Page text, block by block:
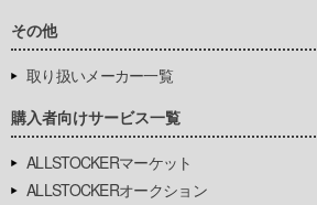
その他
取り扱いメーカー一覧
購入者向けサービス一覧
ALLSTOCKERマーケット
ALLSTOCKERオークション